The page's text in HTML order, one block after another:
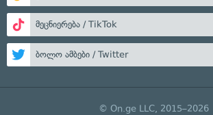
მეცნიერება / TikTok
ბოლო ამბები / Twitter
© On.ge LLC, 2015–2026